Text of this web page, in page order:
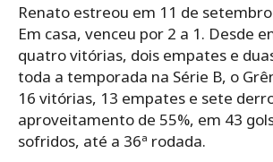
Renato estreou em 11 de
Em casa, venceu por 2 a 1. Desde
quatro vitórias, dois empates e
toda a temporada na Série B, o
16 vitórias, 13 empates e sete
aproveitamento de 55%, em 43
sofridos, até a 36ª rodada.